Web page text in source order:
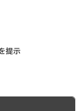
提示